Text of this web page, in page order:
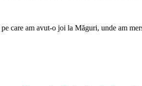
care am avut-o joi la Măguri, unde am